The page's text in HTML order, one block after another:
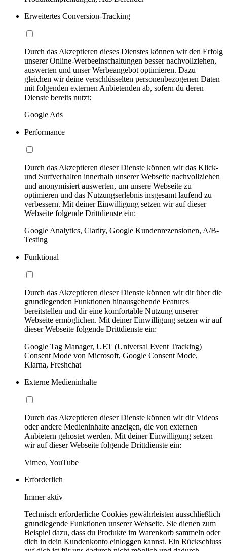
Erweitertes Conversion-Tracking
Durch das Akzeptieren dieses Dienstes können wir den Erfolg
unserer Online-Werbeeinschaltungen besser nachvollziehen,
auswerten und unser Werbeangebot optimieren. Dazu
gleichen wir deine verschlüsselten personenbezogenen Daten
mit folgenden externen Anbietenden ab, sofern du deren
Dienste bereits nutzt:
Google Ads
Performance
Durch das Akzeptieren dieser Dienste können wir das Klick-
und Surfverhalten innerhalb unserer Webseite nachvollziehen
und anonymisiert auswerten, um unsere Webseite zu
optimieren und das Nutzungserlebnis insgesamt laufend zu
verbessern. Mit deiner Einwilligung setzen wir auf dieser
Webseite folgende Drittdienste ein:
Google Analytics, Clarity, Google Kundenrezensionen, A/B-
Testing
Funktional
Durch das Akzeptieren dieser Dienste können wir dir über die
grundlegenden Funktionen hinausgehende Features
bereitstellen und dir eine komfortable Nutzung unserer
Webseite ermöglichen. Mit deiner Einwilligung setzen wir auf
dieser Webseite folgende Drittdienste ein:
Google Tag Manager, UET (Universal Event Tracking)
Consent Mode von Microsoft, Google Consent Mode,
Klarna, Freshchat
Externe Medieninhalte
Durch das Akzeptieren dieser Dienste können wir dir Videos
oder andere Medieninhalte anzeigen, die von externen
Anbietern gehostet werden. Mit deiner Einwilligung setzen
wir auf dieser Webseite folgende Drittdienste ein:
Vimeo, YouTube
Erforderlich
Immer aktiv
Technisch erforderliche Cookies gewährleisten ausschließlich
grundlegende Funktionen unserer Webseite. Sie dienen zum
Beispiel dazu, dass du Produkte im Warenkorb sammeln oder
dich in dein Kundenkonto einloggen kannst. Ein Rückschluss